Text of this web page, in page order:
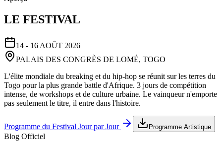
LE FESTIVAL
14 - 16 AOÛT 2026
PALAIS DES CONGRÈS DE LOMÉ, TOGO
L'élite mondiale du breaking et du hip-hop se réunit sur les terres du
Togo pour la plus grande battle d'Afrique. 3 jours de compétition
intense, de workshops et de culture urbaine. Le vainqueur n'emporte
pas seulement le titre, il entre dans l'histoire.
Programme du Festival Jour par Jour Programme Artistique
Blog Officiel